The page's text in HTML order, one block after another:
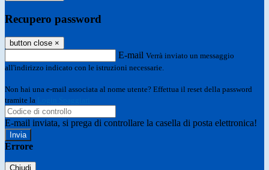
Recupero password
button close ×
E-mail Verrà inviato un messaggio
all'indirizzo indicato con le istruzioni necessarie.
Non hai una e-mail associata al nome utente? Effettua il reset della password
tramite la
E-mail inviata, si prega di controllare la casella di posta elettronica!
Errore
Chiudi